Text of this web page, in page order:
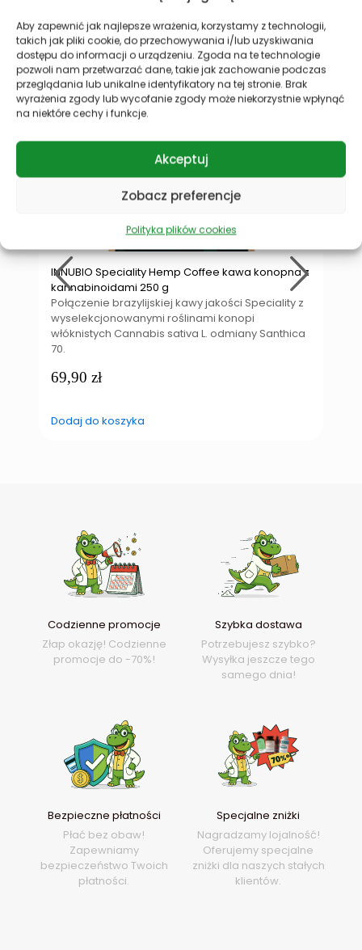
Aby zapewnić jak najlepsze wrażenia, korzystamy z technologii,
takich jak pliki cookie, do przechowywania i/lub uzyskiwania
dostępu do informacji o urządzeniu. Zgoda na te technologie
pozwoli nam przetwarzać dane, takie jak zachowanie podczas
przeglądania lub unikalne identyfikatory na tej stronie. Brak
wyrażenia zgody lub wycofanie zgody może niekorzystnie wpłynąć
na niektóre cechy i funkcje.
Akceptuj
Zobacz preferencje
Polityka plików cookies
Profesor Dino poleca
INNUBIO Speciality Hemp Coffee kawa konopna z
kannabinoidami 250 g
Połączenie brazylijskiej kawy jakości Speciality z
wyselekcjonowanymi roślinami konopi
włóknistych Cannabis sativa L. odmiany Santhica
70.
69,90 zł
Dodaj do koszyka
Codzienne promocje
Złap okazję! Codzienne
promocje do -70%!
Szybka dostawa
Potrzebujesz szybko?
Wysyłka jeszcze tego
samego dnia!
Bezpieczne płatności
Płać bez obaw!
Zapewniamy
bezpieczeństwo Twoich
płatności.
Specjalne zniżki
Nagradzamy lojalność!
Oferujemy specjalne
zniżki dla naszych stałych
klientów.